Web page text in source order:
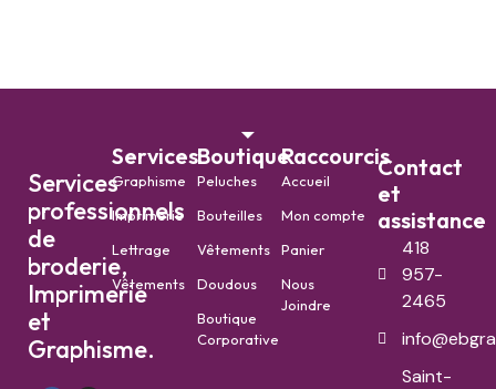
Services
professionnels
de
broderie,
Imprimerie
et
Graphisme.
Services
Graphisme
Imprimerie
Lettrage
Vêtements
Boutique
Peluches
Bouteilles
Vêtements
Doudous
Boutique
Corporative
Raccourcis
Accueil
Mon compte
Panier
Nous
Joindre
Contact
et
assistance
418
957-
2465
Saint-